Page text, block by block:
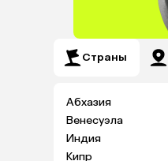
Страны
Абхазия
Венесуэла
Индия
Кипр